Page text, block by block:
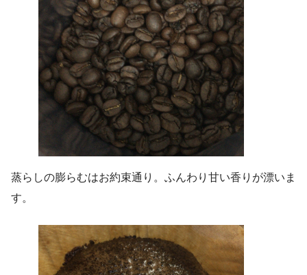
蒸らしの膨らむはお約束通り。ふんわり甘い香りが漂いま
す。